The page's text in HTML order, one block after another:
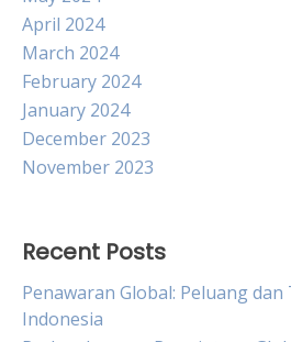
April 2024
March 2024
February 2024
January 2024
December 2023
November 2023
Recent Posts
Penawaran Global: Peluang
Indonesia